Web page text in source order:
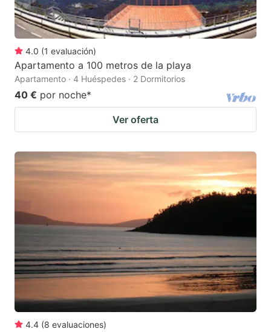
4.0 (1 evaluación)
Apartamento a 100 metros de la playa
Apartamento · 4 Huéspedes · 2 Dormitorios
40 € por noche*
Ver oferta
4.4 (8 evaluaciones)